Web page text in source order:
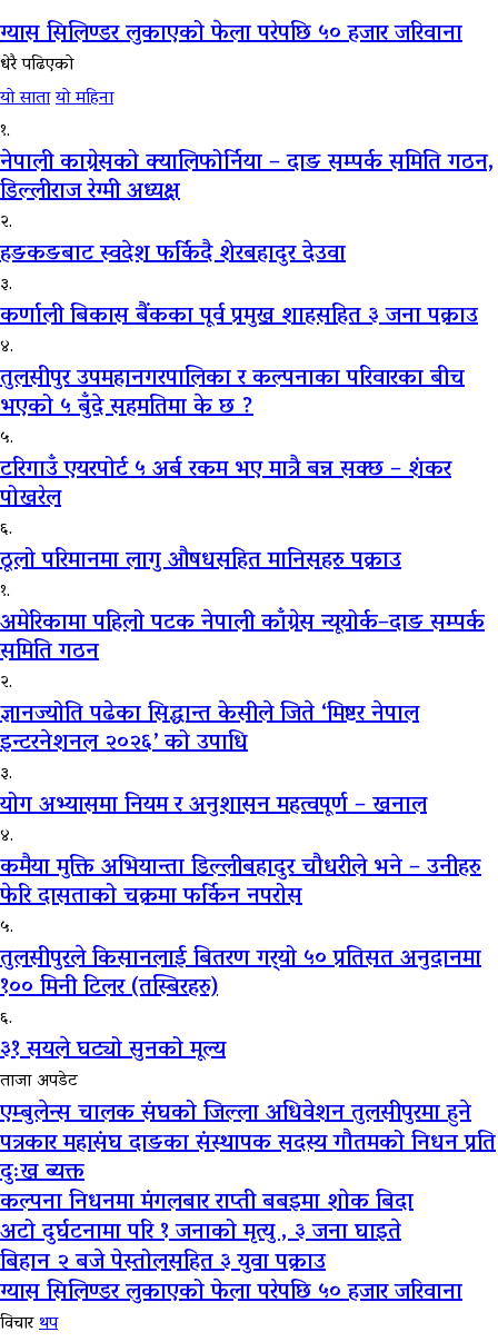
ग्यास सिलिण्डर लुकाएको फेला परेपछि ५० हजार जरिवाना
धेरै पढिएको
यो सातायो महिना
१.
नेपाली काग्रेसको क्यालिफोर्निया – दाङ सम्पर्क समिति गठन,
डिल्लीराज रेग्मी अध्यक्ष
२.
हङकङबाट स्वदेश फर्किदै शेरबहादुर देउवा
३.
कर्णाली बिकास बैंकका पूर्व प्रमुख शाहसहित ३ जना पक्राउ
४.
तुलसीपुर उपमहानगरपालिका र कल्पनाका परिवारका बीच
भएको ५ बुँदे सहमतिमा के छ ?
५.
टरिगाउँ एयरपोर्ट ५ अर्ब रकम भए मात्रै बन्न सक्छ – शंकर
पोखरेल
६.
ठूलो परिमानमा लागु औषधसहित मानिसहरु पक्राउ
१.
अमेरिकामा पहिलो पटक नेपाली काँग्रेस न्यूयोर्क–दाङ सम्पर्क
समिति गठन
२.
ज्ञानज्योति पढेका सिद्धान्त केसीले जिते ‘मिष्टर नेपाल
इन्टरनेशनल २०२६’ को उपाधि
३.
योग अभ्यासमा नियम र अनुशासन महत्वपूर्ण – खनाल
४.
कमैया मुक्ति अभियान्ता डिल्लीबहादुर चौधरीले भने – उनीहरु
फेरि दासताको चक्रमा फर्किन नपरोस
५.
तुलसीपुरले किसानलाई बितरण गर्‍यो ५० प्रतिसत अनुदानमा
१०० मिनी टिलर (तस्बिरहरु)
६.
३१ सयले घट्यो सुनको मूल्य
ताजा अपडेट
एम्बुलेन्स चालक संघको जिल्ला अधिवेशन तुलसीपुरमा हुने
पत्रकार महासंघ दाङका संस्थापक सदस्य गौतमको निधन प्रति
दुःख ब्यक्त
कल्पना निधनमा मंगलबार राप्ती बबइमा शोक बिदा
अटो दुर्घटनामा परि १ जनाको मृत्यु , ३ जना घाइते
बिहान २ बजे पेस्तोलसहित ३ युवा पक्राउ
ग्यास सिलिण्डर लुकाएको फेला परेपछि ५० हजार जरिवाना
विचारथप